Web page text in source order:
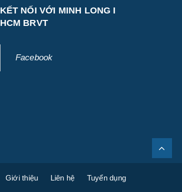
KẾT NỐI VỚI MINH LONG I
HCM BRVT
Facebook
Giới thiệu Liên hệ Tuyển dụng